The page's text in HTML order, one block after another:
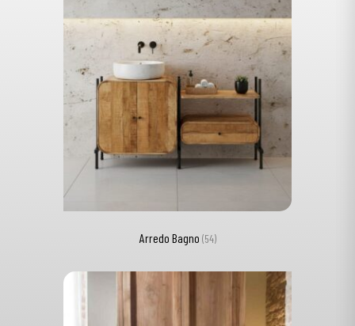
Arredo Bagno (54)